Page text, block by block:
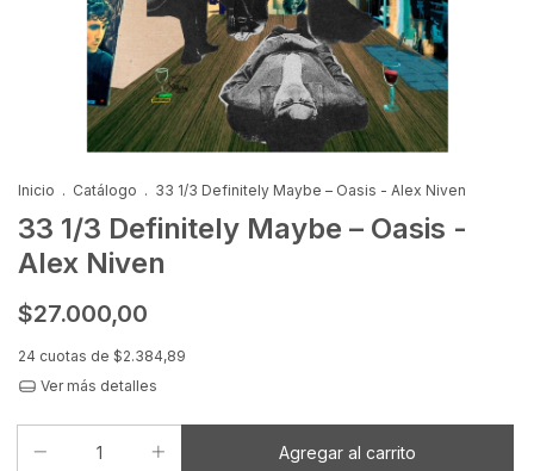
Inicio . Catálogo . 33 1/3 Definitely Maybe – Oasis - Alex Niven
33 1/3 Definitely Maybe – Oasis -
Alex Niven
$27.000,00
24 cuotas de $2.384,89
Ver más detalles